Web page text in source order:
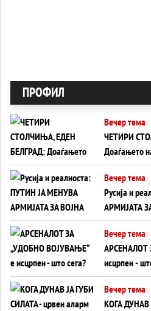
ПРОФИЛ
Вечер тема
ЧЕТИРИ
Доаѓањето
тајните на
на Вучиќ
Вечер тема
Русија и
АРМИЈАТА
БЕЗ ФРОНТ
Вечер тема
АРСЕНАЛОТ
исцрпен -
Вечер тема
КОГА ДУНАВ